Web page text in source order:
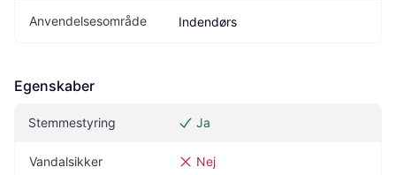
Anvendelsesområde Indendørs
Egenskaber
Stemmestyring Ja
Vandalsikker Nej